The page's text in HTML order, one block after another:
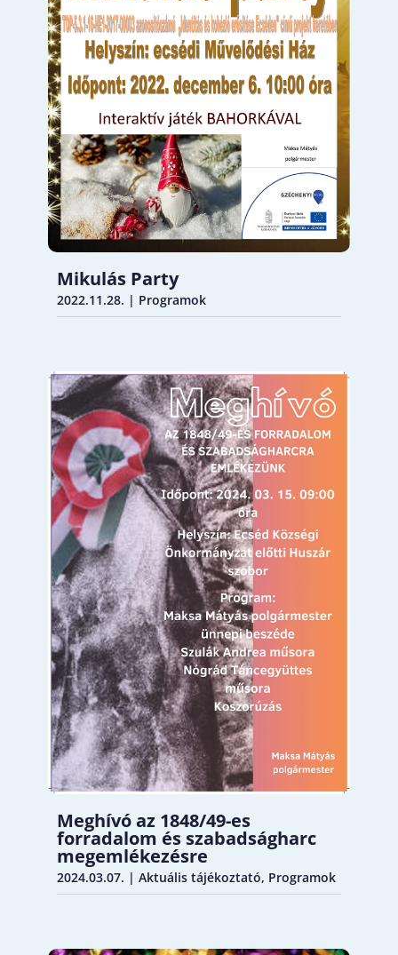
Mikulás Party
2022.11.28. | Programok
Meghívó az 1848/49-es
forradalom és szabadságharc
megemlékezésre
2024.03.07. | Aktuális tájékoztató, Programok